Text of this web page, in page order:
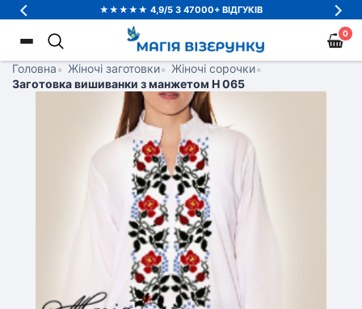
★★★★★ 4,9/5 З 47000+ ВІДГУКІВ
0
Головна• Жіночі заготовки• Жіночі сорочки•
Заготовка вишиванки з манжетом Н 065